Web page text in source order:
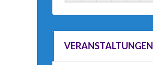
VERANSTALTUNGEN